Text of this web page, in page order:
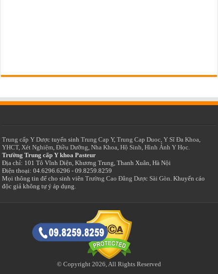
Trung cấp Y Dược tuyển sinhTrung Cap Y,Trung Cap Duoc,Y Sĩ Đa Khoa,
YHCT,Xét Nghiệm,Điều Dưỡng,Nha Khoa,Hộ Sinh,Hình Ảnh Y Học.
Trường Trung cấp Y khoa Pasteur
Địa chỉ: 101 Tô Vĩnh Diện, Khương Trung, Thanh Xuân, Hà Nội
Điện thoại: 04.6296.6296 - 09.8259.8259
Mọi thông tin để cho sinh viênTrường Cao Đẳng Dược Sài Gòn. Khuyến cáo
độc giả không tự ý áp dụng.
© Copyright 2026, All Rights Reserved